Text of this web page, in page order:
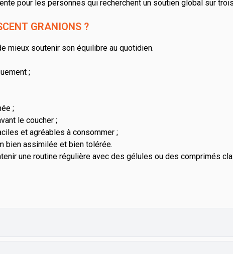
pour les personnes qui recherchent un soutien global sur
GRANIONS ?
mieux soutenir son équilibre au quotidien.
;
;
le coucher ;
et agréables à consommer ;
bien assimilée et bien tolérée.
une routine régulière avec des gélules ou des comprimés